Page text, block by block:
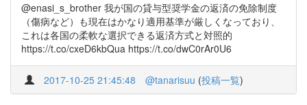
@enasi_s_brother 我が国の貸与型奨学金の返済の免除制度
（傷病など）も現在はかなり適用基準が厳しくなっており、
これは各国の柔軟な選択できる返済方式と対照的
https://t.co/cxeD6kbQua https://t.co/dwC0rAr0U6
2017-10-25 21:45:48 @tanarisuu (投稿一覧)